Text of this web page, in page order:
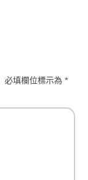
必填欄位標示為*